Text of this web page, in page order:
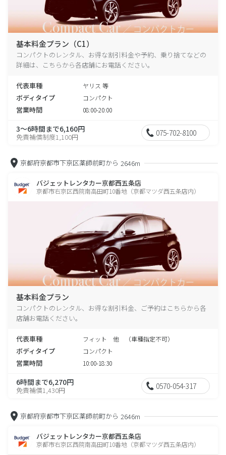
基本料金プラン（C1）
コンパクトのレンタル、お得な割引料金や予約、乗り捨てなどの
詳細は、こちらから各店舗にお電話ください。
代表車種 ヤリス 等
ボディタイプ コンパクト
営業時間 08:00-20:00
3～6時間まで6,160円
免責補償制度1,100円 075-702-8100
京都府京都市下京区薬師前町から 2646m
バジェットレンタカー京都西五条店
京都市右京区西院南高田町10番地（京都マツダ西五条店内）
基本料金プラン
コンパクトのレンタル、お得な割引料金、ご予約はこちらから各
店舗お電話ください。
代表車種 フィット 他 （車種指定不可）
ボディタイプ コンパクト
営業時間 10:00-18:30
6時間まで6,270円
免責補償1,430円 0570-054-317
京都府京都市下京区薬師前町から 2646m
バジェットレンタカー京都西五条店
京都市右京区西院南高田町10番地（京都マツダ西五条店内）